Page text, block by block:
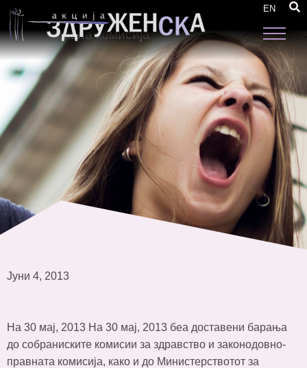
EN
законот за прекинување на бременоста, до
законодавна комисија
Јуни 4, 2013
На 30 мај, 2013 На 30 мај, 2013 беа доставени барања
до собраниските комисии за здравство и законодовно-
правната комисија, како и до Министерствотот за